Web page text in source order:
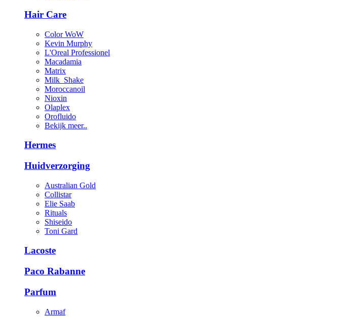
Hair Care
Color WoW
Kevin Murphy
L'Oreal Professionel
Macadamia
Matrix
Milk_Shake
Moroccanoil
Nioxin
Olaplex
Orofluido
Bekijk meer..
Hermes
Huidverzorging
Australian Gold
Collistar
Elie Saab
Rituals
Shiseido
Toni Gard
Lacoste
Paco Rabanne
Parfum
Armaf